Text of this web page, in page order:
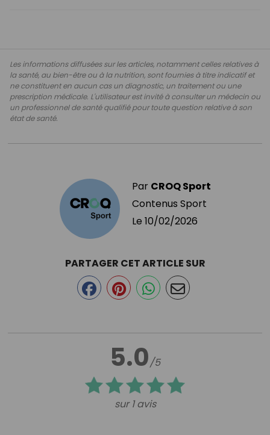
Les informations diffusées sur les articles, notamment celles relatives à
la santé, au bien-être ou à la nutrition, sont fournies à titre indicatif et
ne constituent en aucun cas un diagnostic, un traitement ou une
prescription médicale. L'utilisateur est invité à consulter un médecin ou
un professionnel de santé qualifié pour toute question relative à son
état de santé.
Par CROQ Sport
Contenus Sport
Le 10/02/2026
5.0/5
sur 1 avis
PARTAGER CET ARTICLE SUR